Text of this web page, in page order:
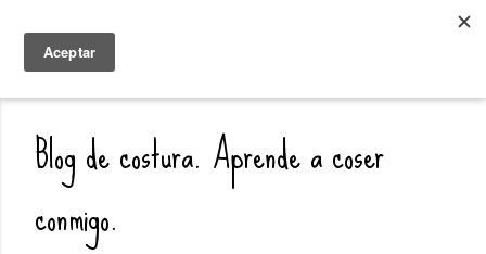
COSIENDO SIN DEDAL
Blog de costura. Aprende a coser
conmigo.